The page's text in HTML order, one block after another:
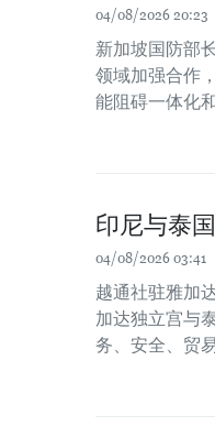
04/08/2026 20:23
新加坡国防部
领域加强合作
能阻碍一体化
印尼与泰
04/08/2026 03:41
越通社驻雅加
加达独立宫与
务、安全、贸